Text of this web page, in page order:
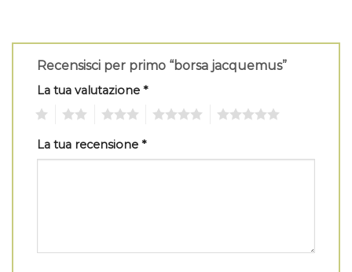
Recensisci per primo “borsa jacquemus”
La tua valutazione *
La tua recensione *